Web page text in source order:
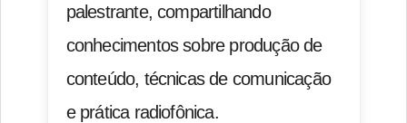
palestrante, compartilhando
conhecimentos sobre produção de
conteúdo, técnicas de comunicação
e prática radiofônica.